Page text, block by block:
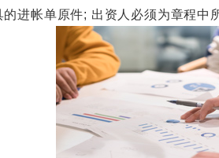
进帐单原件; 出资人必须为章程中